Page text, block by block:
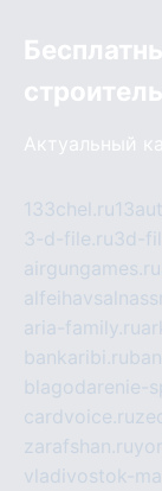
Актуальный
133chel.ru
3-d-file.ru3d-
airgungames.ru
aria-family.ru
bankaribi.ru
blagodarenie-
cardvoice.ru
zarafshan.ru
vladivostok-